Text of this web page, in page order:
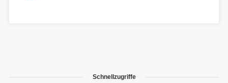
Schnellzugriffe